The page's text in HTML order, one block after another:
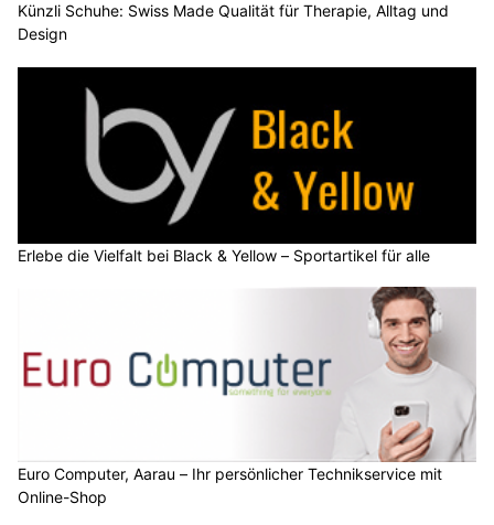
Künzli Schuhe: Swiss Made Qualität für Therapie, Alltag und
Design
Erlebe die Vielfalt bei Black & Yellow – Sportartikel für alle
Euro Computer, Aarau – Ihr persönlicher Technikservice mit
Online-Shop